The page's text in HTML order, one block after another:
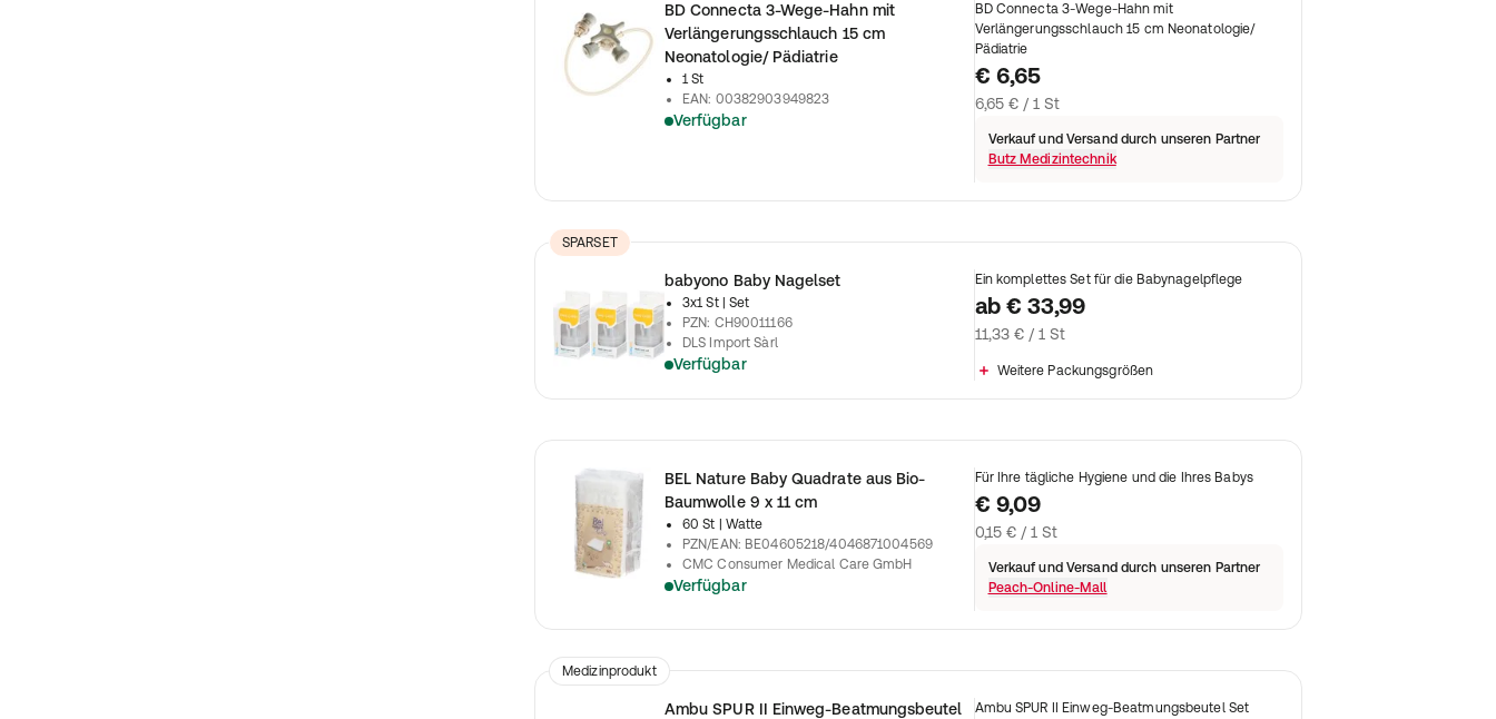
BD Connecta 3-Wege-Hahn mit
Verlängerungsschlauch 15 cm
Neonatologie/ Pädiatrie
1 St
EAN: 00382903949823
Verfügbar
BD Connecta 3-Wege-Hahn mit
Verlängerungsschlauch 15 cm Neonatologie/
Pädiatrie
€ 6,65
6,65 € / 1 St
Verkauf und Versand durch unseren Partner
Butz Medizintechnik
SPARSET
babyono Baby Nagelset
3x1 St
| Set
PZN: CH90011166
DLS Import Sàrl
Verfügbar
Ein komplettes Set für die Babynagelpflege
ab € 33,99
11,33 € / 1 St
Weitere Packungsgrößen
BEL Nature Baby Quadrate aus Bio-
Baumwolle 9 x 11 cm
60 St
| Watte
PZN/EAN: BE04605218/4046871004569
CMC Consumer Medical Care GmbH
Verfügbar
Für Ihre tägliche Hygiene und die Ihres Babys
€ 9,09
0,15 € / 1 St
Verkauf und Versand durch unseren Partner
Peach-Online-Mall
Medizinprodukt
Ambu SPUR II Einweg-Beatmungsbeutel
Ambu SPUR II Einweg-Beatmungsbeutel Set